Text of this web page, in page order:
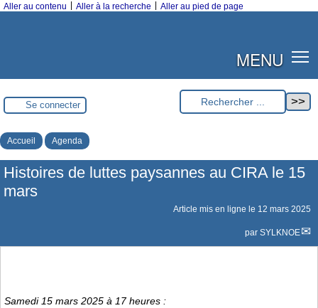
Aller au contenu Aller à la recherche Aller au pied de page
MENU
Se connecter
Accueil Agenda
Histoires de luttes paysannes au CIRA le 15
mars
Article mis en ligne le 12 mars 2025
par SYLKNOE
Samedi 15 mars 2025 à 17 heures :